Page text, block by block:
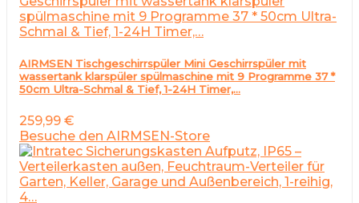
AIRMSEN Tischgeschirrspüler Mini Geschirrspüler mit
wassertank klarspüler spülmaschine mit 9 Programme 37 *
50cm Ultra-Schmal & Tief, 1-24H Timer,…
259,99 €
Besuche den AIRMSEN-Store